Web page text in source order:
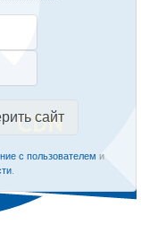
сайт
с пользователем и
.